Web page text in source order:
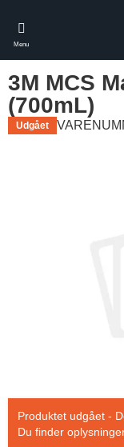
main
content
Menu
3M MCS
(700mL)
Udgået
Produktet udgået -
Du finder